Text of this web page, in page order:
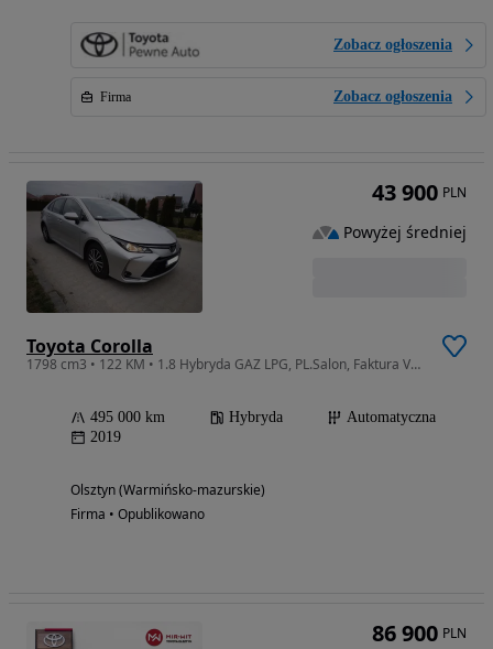
Zobacz ogłoszenia
Firma Zobacz ogłoszenia
Toyota Corolla
1798 cm3 • 122 KM • 1.8 Hybryda GAZ LPG, PL.Salon, Faktura Vat 23%
495 000 km Hybryda
Automatyczna
2019
Olsztyn (Warmińsko-mazurskie)
Firma • Opublikowano
43 900 PLN
Powyżej średniej
86 900 PLN